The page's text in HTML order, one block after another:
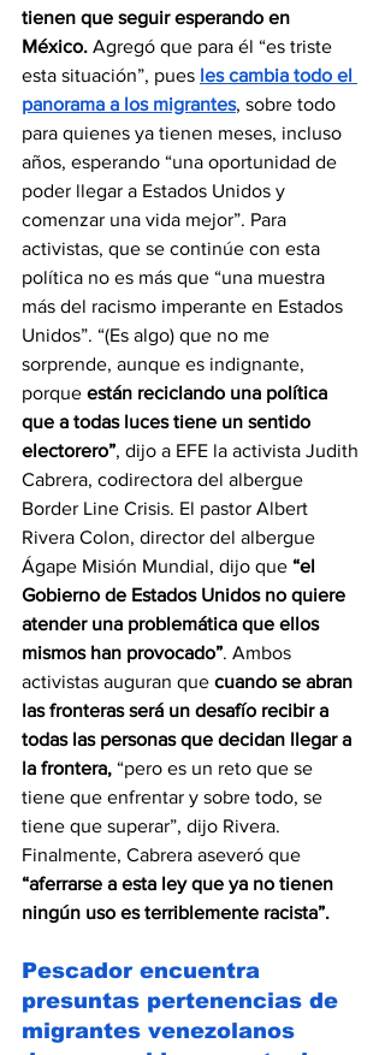
tienen que seguir esperando en
México. Agregó que para él “es triste
esta situación”, pues les cambia todo el
panorama a los migrantes, sobre todo
para quienes ya tienen meses, incluso
años, esperando “una oportunidad de
poder llegar a Estados Unidos y
comenzar una vida mejor”. Para
activistas, que se continúe con esta
política no es más que “una muestra
más del racismo imperante en Estados
Unidos”. “(Es algo) que no me
sorprende, aunque es indignante,
porque están reciclando una política
que a todas luces tiene un sentido
electorero”, dijo a EFE la activista Judith
Cabrera, codirectora del albergue
Border Line Crisis. El pastor Albert
Rivera Colon, director del albergue
Ágape Misión Mundial, dijo que “el
Gobierno de Estados Unidos no quiere
atender una problemática que ellos
mismos han provocado”. Ambos
activistas auguran que cuando se abran
las fronteras será un desafío recibir a
todas las personas que decidan llegar a
la frontera, “pero es un reto que se
tiene que enfrentar y sobre todo, se
tiene que superar”, dijo Rivera.
Finalmente, Cabrera aseveró que
“aferrarse a esta ley que ya no tienen
ningún uso es terriblemente racista”.
Pescador encuentra
presuntas pertenencias de
migrantes venezolanos